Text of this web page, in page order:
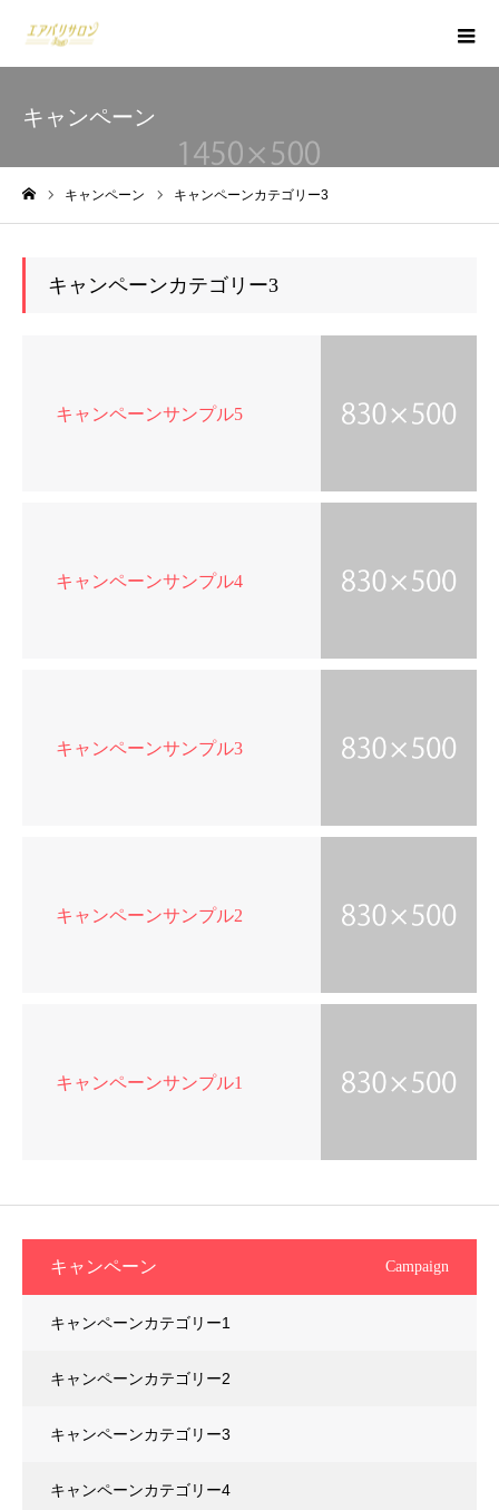
キャンペーン
キャンペーン キャンペーンカテゴリー3
キャンペーンカテゴリー3
キャンペーンサンプル5
キャンペーンサンプル4
キャンペーンサンプル3
キャンペーンサンプル2
キャンペーンサンプル1
キャンペーン Campaign
キャンペーンカテゴリー1
キャンペーンカテゴリー2
キャンペーンカテゴリー3
キャンペーンカテゴリー4